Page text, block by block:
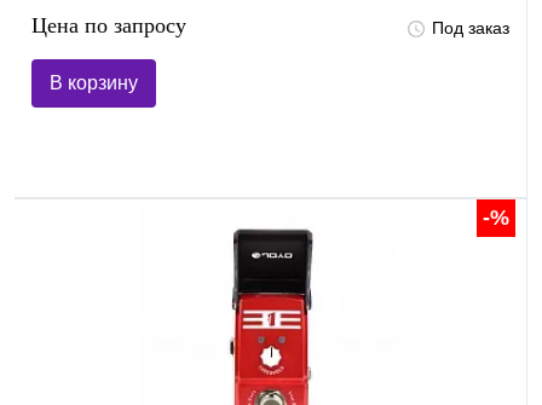
Цена по запросу Под заказ
В корзину
-%